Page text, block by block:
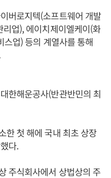
버로지텍(소프트웨어 개발
업), 에이치제이엘케이(화
스업) 등의 계열사를 통해
한해운공사(반관반민의 최
한 첫 해에 국내 최초 상장
다.
주식회사에서 상법상의 주